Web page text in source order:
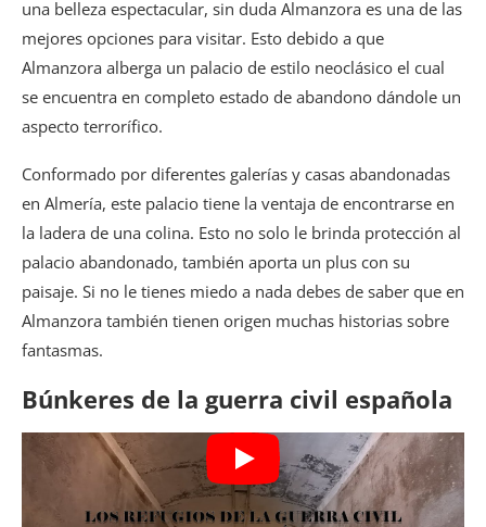
una belleza espectacular, sin duda Almanzora es una de las
mejores opciones para visitar. Esto debido a que
Almanzora alberga un palacio de estilo neoclásico el cual
se encuentra en completo estado de abandono dándole un
aspecto terrorífico.
Conformado por diferentes galerías y casas abandonadas
en Almería, este palacio tiene la ventaja de encontrarse en
la ladera de una colina. Esto no solo le brinda protección al
palacio abandonado, también aporta un plus con su
paisaje. Si no le tienes miedo a nada debes de saber que en
Almanzora también tienen origen muchas historias sobre
fantasmas.
Búnkeres de la guerra civil española